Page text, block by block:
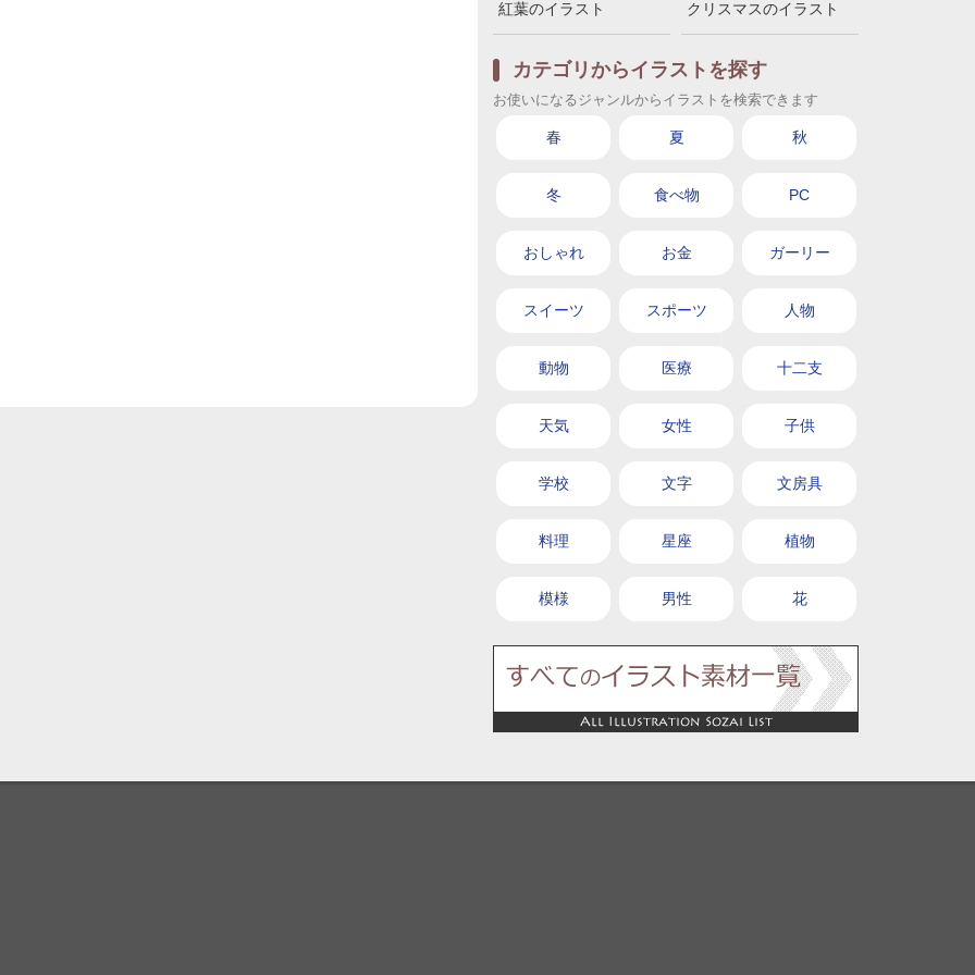
紅葉のイラスト クリスマスのイラスト
カテゴリからイラストを探す
お使いになるジャンルからイラストを検索できます
春 夏 秋
冬 食べ物 PC
おしゃれ お金 ガーリー
スイーツ スポーツ 人物
動物 医療 十二支
天気 女性 子供
学校 文字 文房具
料理 星座 植物
模様 男性 花